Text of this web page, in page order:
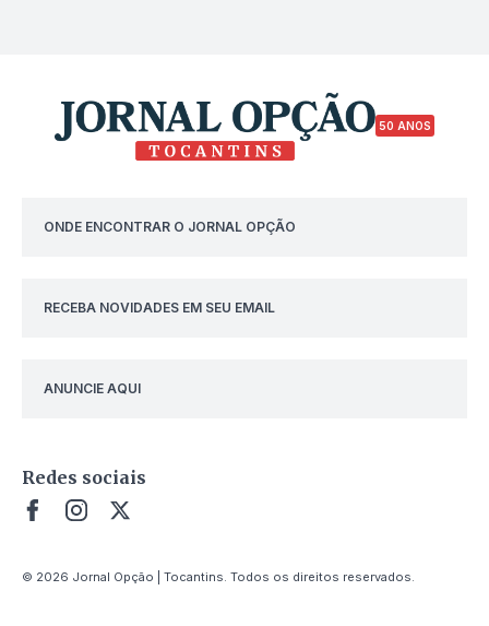
50 ANOS
ONDE ENCONTRAR O JORNAL OPÇÃO
RECEBA NOVIDADES EM SEU EMAIL
ANUNCIE AQUI
Redes sociais
© 2026 Jornal Opção | Tocantins. Todos os direitos reservados.